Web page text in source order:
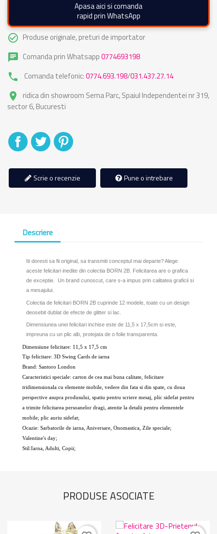
Apasa aici si comanda
rapid prin WhatsApp
check_circle_outline Produse originale, preturi de importator
chat Comanda prin Whatsapp0774693198
phone Comanda telefonic:0774.693.198/031.437.27.14
place
ridica din showroom Sema Parc, Spaiul Independentei nr 319,
sector 6, Bucuresti
DistribuitiTweet
Scrie o recenzie Pune o intrebare
Descriere
Iti doresti sa fii original, sa transmiti conceptul mai departe? Alege
aceste felicitari inedite din colectia BORN 2B. Felicitarea are o grafica
de exceptie. Un brand cunoscut, care s-a impus prin calitatea graficii si
a mesajului.
Colectia de felicitari BORN 2B cuprinde 12 modele, toate cu un design
deosebit dublat de efecte de glitter si lac.
Dimensiunea unei felicitari inchise este de 11,5 x 17,5cm si este,
impreuna cu un plic alb, protejata de o folie transparenta.
Dimensiune felicitare: 11,5 x 17,5 cm
Tip felicitare: 3D Swing Cards de iarna
Brand: Santoro London
Caracteristici speciale: carton de cea mai buna calitate, felicitare
tridimensionala cu elemente mobile, vedere din fata si din spate, cu doua
perspective asupra produsului, spatiu pentru scriere mesaj, plic sidefat pentru
a trimite felicitarea persoanelor dragi, atentie la detalii pentru elementele
mobile; plic auriu sidefat;
Ocazie: Sarbatorile de iarna, Aniversare, Onomastica, Zile speciale;
Valentine's day;
Stil:Iarna, Adulti, Copii;
PRODUSE ASOCIATE